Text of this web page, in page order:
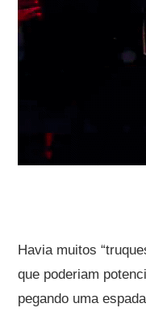
Havia muitos
que poderiam
pegando uma